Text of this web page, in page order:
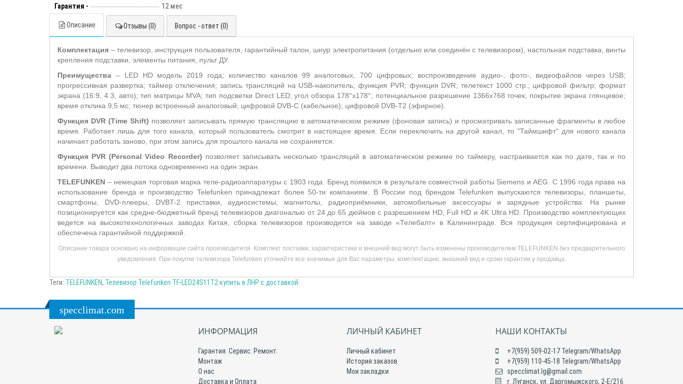
Гарантия -
12 мес
Описание Отзывы (0) Вопрос - ответ (0)
Комплектация– телевизор, инструкция пользователя, гарантийный талон, шнур электропитания (отдельно или соединён с телевизором), настольная подставка, винты
крепления подставки, элементы питания, пульт ДУ.
Преимущества – LED HD модель 2019 года; количество каналов 99 аналоговых, 700 цифровых; воспроизведение аудио-, фото-, видеофайлов через USB;
прогрессивная развертка; таймер отключения; запись трансляций на USB-накопитель; функция PVR; функция DVR; телетекст 1000 стр.; цифровой фильтр; формат
экрана (16:9, 4:3, авто); тип матрицы MVA; тип подсветки Direct LED; угол обзора 178°х178°; потенциальное разрешение 1366x768 точек; покрытие экрана глянцевое;
время отклика 9,5 мс; тюнер встроенный аналоговый; цифровой DVB-C (кабельное); цифровой DVB-T2 (эфирное).
Функция DVR (Time Shift) позволяет записывать прямую трансляцию в автоматическом режиме (фоновая запись) и просматривать записанные фрагменты в любое
время. Работает лишь для того канала, который пользователь смотрит в настоящее время. Если переключить на другой канал, то "Таймшифт" для нового канала
начинает работать заново, при этом запись для прошлого канала не сохраняется.
Функция PVR (Personal Video Recorder) позволяет записывать несколько трансляций в автоматическом режиме по таймеру, настраивается как по дате, так и по
времени. Выводит два потока одновременно на один экран.
TELEFUNKEN – немецкая торговая марка теле-радиоаппаратуры с 1903 года. Бренд появился в результате совместной работы Siemens и AEG. С 1996 года права на
использование бренда и производство Telefunken принадлежат более 50-ти компаниям. В России под брендом Telefunken выпускаются телевизоры, планшеты,
смартфоны, DVD-плееры, DVBT-2 приставки, аудиосистемы, магнитолы, радиоприёмники, автомобильные аксессуары и зарядные устройства. На рынке
позиционируется как средне-бюджетный бренд телевизоров диагональю от 24 до 65 дюймов с разрешением HD, Full HD и 4K Ultra HD. Производство комплектующих
ведется на высокотехнологичных заводах Китая, сборка телевизоров производится на заводе «Телебалт» в Калининграде. Вся продукция сертифицирована и
обеспечена гарантийной поддержкой.
Описание товара основано на информации сайта производителя. Комплект поставки, характеристики и внешний вид могут быть изменены производителем TELEFUNKEN без предварительного
уведомления. При покупке телевизора Telefunken уточняйте все значимые для Вас параметры, комплектацию, внешний вид и сроки гарантии у продавца.
Теги: TELEFUNKEN, Телевизор Telefunken TF-LED24S11T2 купить в ЛНР с доставкой
specclimat.com
ИНФОРМАЦИЯ
Гарантия. Сервис. Ремонт.
Монтаж
О нас
Доставка и Оплата
ЛИЧНЫЙ КАБИНЕТ
Личный кабинет
История заказов
Мои закладки
НАШИ КОНТАКТЫ
+7(959) 509-02-17 Telegram/WhatsApp
+7(959) 110-45-18 Telegram/WhatsApp
specclimat.lg@gmail.com
г. Луганск, ул. Даргомыжского, 2-Е/216